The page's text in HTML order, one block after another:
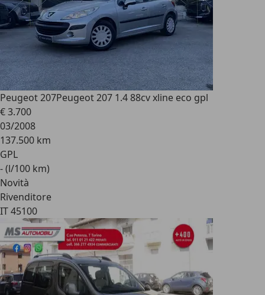
Peugeot 207Peugeot 207 1.4 88cv xline eco gpl
€ 3.700
03/2008
137.500 km
GPL
- (l/100 km)
Novità
Rivenditore
IT 45100